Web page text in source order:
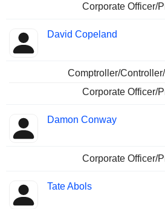
Corporate Officer/
David Copeland
Comptroller/
Corporate Officer/
Damon Conway
Corporate Officer/
Tate Abols